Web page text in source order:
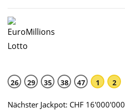
26 29 35 38 47 1 2
Nächster Jackpot: CHF 16'000'000